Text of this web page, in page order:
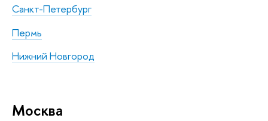
Санкт-Петербург
Пермь
Нижний Новгород
Москва